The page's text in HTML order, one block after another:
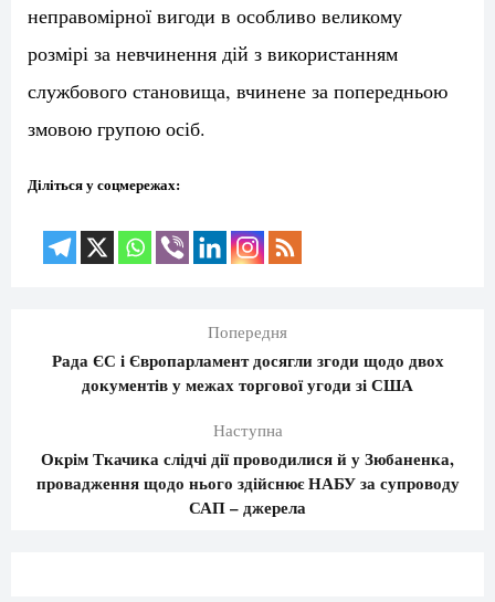
неправомірної вигоди в особливо великому
розмірі за невчинення дій з використанням
службового становища, вчинене за попередньою
змовою групою осіб.
Діліться у соцмережах:
Попередня
Рада ЄС і Європарламент досягли згоди щодо двох
документів у межах торгової угоди зі США
Наступна
Окрім Ткачика слідчі дії проводилися й у Зюбаненка,
провадження щодо нього здійснює НАБУ за супроводу
САП – джерела